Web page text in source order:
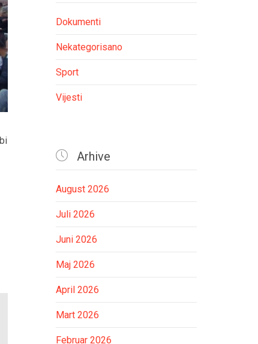
Dokumenti
Nekategorisano
Sport
Vijesti
 Arhive
August 2026
Juli 2026
Juni 2026
Maj 2026
April 2026
Mart 2026
Februar 2026